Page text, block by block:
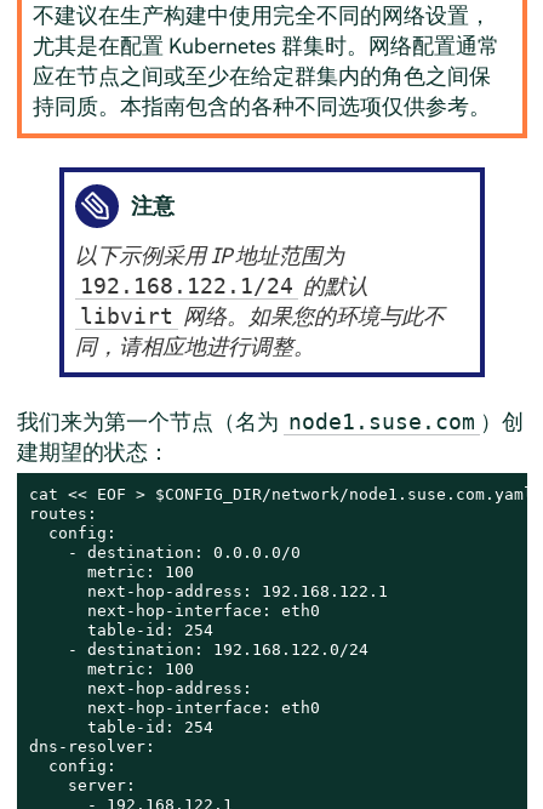
不建议在生产构建中使用完全不同的网络设置，
尤其是在配置 Kubernetes 群集时。网络配置通常
应在节点之间或至少在给定群集内的角色之间保
持同质。本指南包含的各种不同选项仅供参考。
注意
以下示例采用 IP 地址范围为
192.168.122.1/24 的默认
libvirt 网络。如果您的环境与此不
同，请相应地进行调整。
我们来为第一个节点（名为 node1.suse.com ）创
建期望的状态：
cat << EOF > $CONFIG_DIR/network/node1.suse.com.yaml
routes:
  config:
    - destination: 0.0.0.0/0
      metric: 100
      next-hop-address: 192.168.122.1
      next-hop-interface: eth0
      table-id: 254
    - destination: 192.168.122.0/24
      metric: 100
      next-hop-address:
      next-hop-interface: eth0
      table-id: 254
dns-resolver:
  config:
    server:
      - 192.168.122.1